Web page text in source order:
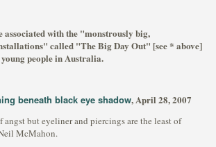
associated with the "monstrously big,
called "The Big Day Out" [see * above]
people in Australia.
beneath black eye shadow, April 28, 2007
angst but eyeliner and piercings are the least of
McMahon.